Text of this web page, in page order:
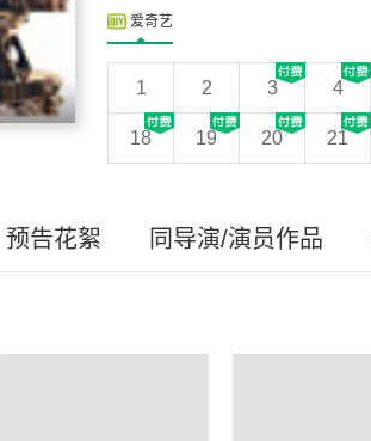
爱奇艺
1 2 3 4
18 19 20 21
预告花絮 同导演/演员作品